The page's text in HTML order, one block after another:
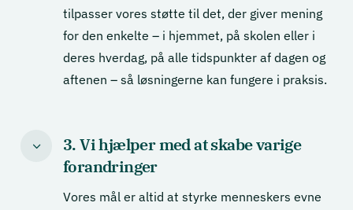
tilpasser vores støtte til det, der giver mening
for den enkelte – i hjemmet, på skolen eller i
deres hverdag, på alle tidspunkter af dagen og
aftenen – så løsningerne kan fungere i praksis.
3. Vi hjælper med at skabe varige
forandringer
Vores mål er altid at styrke menneskers evne
3